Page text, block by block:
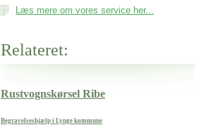
Læs mere om vores service her...
Relateret:
Rustvognskørsel Ribe
Begravelseshjælp i Lynge kommune